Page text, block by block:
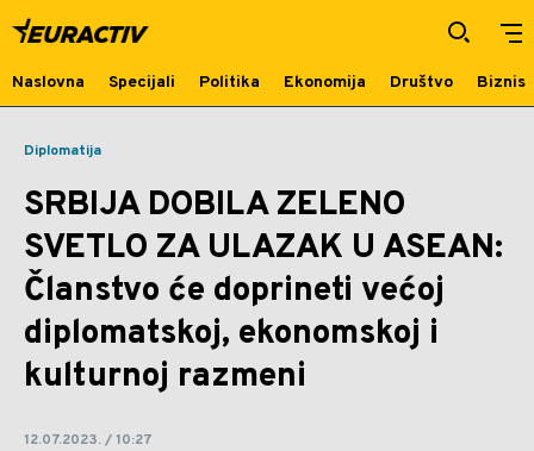
SRBIJA DOBILA ZELENO SVETLO ZA
ULAZAK U ASEAN: Članstvo će
doprineti većoj diplomatskoj,
Euractiv
Naslovna Specijali Politika Ekonomija Društvo Biznis
Diplomatija
SRBIJA DOBILA ZELENO
SVETLO ZA ULAZAK U ASEAN:
Članstvo će doprineti većoj
diplomatskoj, ekonomskoj i
kulturnoj razmeni
12.07.2023. / 10:27